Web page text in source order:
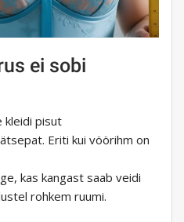
ei sobi
kleidi pisut
Eriti kui vöörihm on
kas kangast saab veidi
rohkem ruumi.